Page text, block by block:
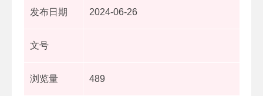
发布日期 2024-06-26
文号
浏览量 489